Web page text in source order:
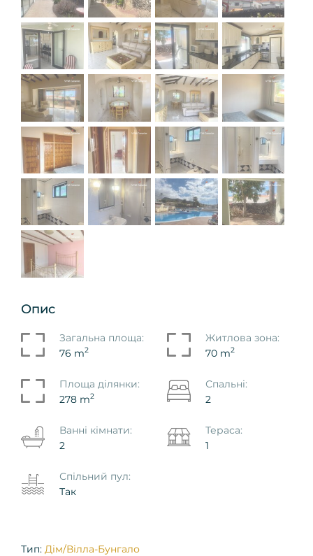
Опис
Загальна площа:
76 m2
Житлова зона:
70 m2
Площа ділянки:
278 m2
Спальні:
2
Ванні кімнати:
2
Тераса:
1
Спільний пул:
Так
Тип: Дім/Вілла-Бунгало